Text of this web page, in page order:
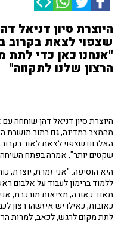
היוצרת סיון דניאל
שצפוי לצאת בקרוב
"אנחנו כאן כדי
הרצון שלנו לתקווה"
מהמצב במדינה, גם בתור תושבת
האלבום שצפוי לצאת לאור
שקטים יותר", אמרה בפתח
היא הוסיפה: "אני זמרת, יוצרת,
ללמוד ברימון לעבוד על אלבום
מאוד כאובה, מציאות מורכבת,
כאובות, כאילו יש איזשהו רצון
לתת מקום לרגש, לכאב, למרות